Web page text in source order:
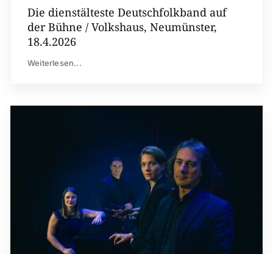
Die dienstälteste Deutschfolkband auf
der Bühne / Volkshaus, Neumünster,
18.4.2026
Weiterlesen...